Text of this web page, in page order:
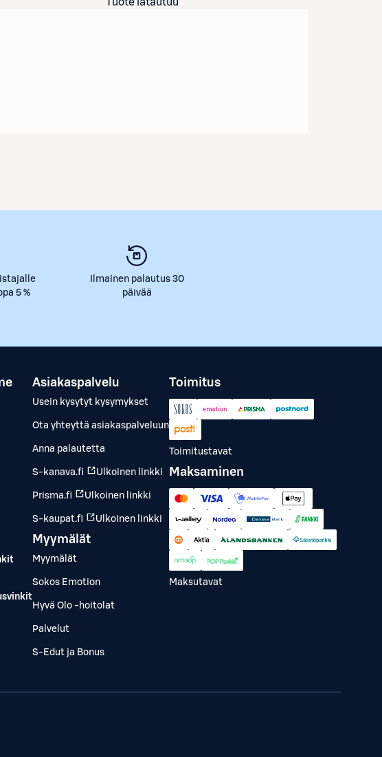
5 %
Ilmainen palautus 30
päivää
Asiakaspalvelu
Usein kysytyt kysymykset
Ota yhteyttä asiakaspalveluun
Anna palautetta
S-kanava.fi Ulkoinen linkki
Prisma.fi Ulkoinen linkki
S-kaupat.fi Ulkoinen linkki
Myymälät
Myymälät
Sokos Emotion
Hyvä Olo -hoitolat
Palvelut
S-Edut ja Bonus
Toimitus
Toimitustavat
Maksaminen
Maksutavat